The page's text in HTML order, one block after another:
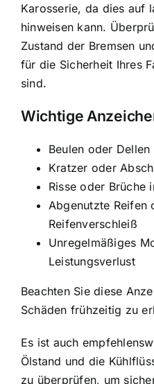
Karosserie, da dies auf
hinweisen kann.
Zustand der Bremsen
für die Sicherheit Ihres
sind.
Wichtige
Beulen oder
Kratzer oder
Risse oder Brüche
Abgenutzte Reifen
Reifenverschleiß
Unregelmäßiges
Leistungsverlust
Beachten Sie diese
Schäden frühzeitig zu
Es ist auch
Ölstand und die
zu überprüfen, um